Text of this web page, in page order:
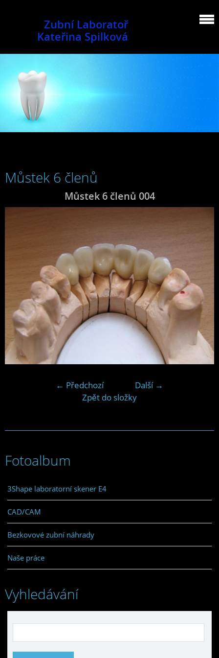
Zubní Laboratoř
Kateřina Spilková
Můstek 6 členů
Můstek 6 členů 004
← Předchozí
Další →
Zpět do složky
Fotoalbum
3Shape laboratorní skener E4
CAD/CAM
Bezkovové zubní náhrady
Naše práce
Vyhledávání